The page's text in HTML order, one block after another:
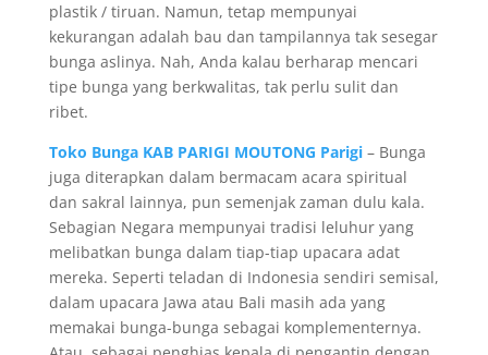
plastik / tiruan. Namun, tetap mempunyai
kekurangan adalah bau dan tampilannya tak sesegar
bunga aslinya. Nah, Anda kalau berharap mencari
tipe bunga yang berkwalitas, tak perlu sulit dan
ribet.
Toko Bunga KAB PARIGI MOUTONG Parigi– Bunga
juga diterapkan dalam bermacam acara spiritual
dan sakral lainnya, pun semenjak zaman dulu kala.
Sebagian Negara mempunyai tradisi leluhur yang
melibatkan bunga dalam tiap-tiap upacara adat
mereka. Seperti teladan di Indonesia sendiri semisal,
dalam upacara Jawa atau Bali masih ada yang
memakai bunga-bunga sebagai komplementernya.